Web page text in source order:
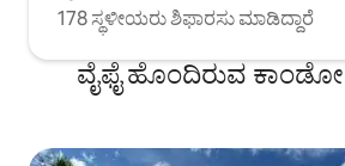
178 ಸ್ಥಳೀಯರು ಶಿಫಾರಸು ಮಾಡಿದ್ದಾರೆ
ವೈಫೈ ಹೊಂದಿರುವ